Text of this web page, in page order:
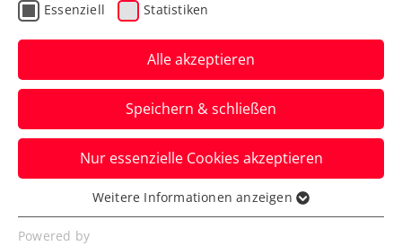
LAYJET-OPEN: Novak
verpasst unglücklich
seinen größten
Karriereerfolg
Das ÖTV-Ass unterliegt beim ATP-
Challenger in Bad Waltersdorf nach klarer
Führung im Finale.
Essenziell Statistiken
Alle akzeptieren
Speichern & schließen
Nur essenzielle Cookies akzeptieren
Essenziell
Essenzielle Cookies werden für grundlegende
Weitere Informationen anzeigen
Powered by